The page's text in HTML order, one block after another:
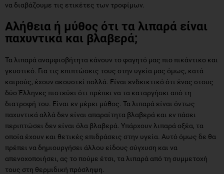
να διαβάζουμε τις ετικέτες των τροφίμων.
Αλήθεια ή μύθος ότι τα λιπαρά είναι
παχυντικά και βλαβερά;
Τα λιπαρά αναμφισβήτητα κάνουν το φαγητό μας πιο πικάντικο και
γευστικό. Για τις επιπτώσεις τους στην υγεία μας όμως, κατά
καιρούς, έχουν ακουστεί πολλά. Είναι ενδεικτικό ότι ένας στους
δύο Έλληνες πιστεύει ότι πρέπει να τα καταργήσει από τη
διατροφή του. Είναι εν μέρει μύθος. Τα λιπαρά είναι όντως
παχυντικά αλλά δεν είναι απαραίτητα βλαβερά και εν πάσει
περιπτώσει δεν είναι όλα βλαβερά. Υπάρχουν λιπαρά οξέα, τα
οποία έχουν και θετικές επιδράσεις στην υγεία. Αυτό όμως δε θα
πρέπει να δημιουργήσει άλλου είδους σύγχυση και να
απενοχοποιήσει, ας το πούμε έτσι, τα λιπαρά από τη συμμετοχή
τους στη θερμιδική πρόσληψη.